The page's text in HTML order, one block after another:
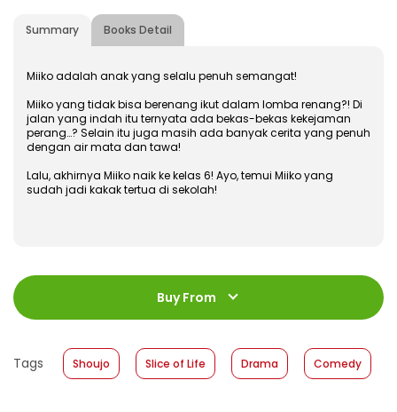
Summary Books Detail
Miiko adalah anak yang selalu penuh semangat!
Miiko yang tidak bisa berenang ikut dalam lomba renang?! Di
jalan yang indah itu ternyata ada bekas-bekas kekejaman
perang…? Selain itu juga masih ada banyak cerita yang penuh
dengan air mata dan tawa!
Lalu, akhirnya Miiko naik ke kelas 6! Ayo, temui Miiko yang
sudah jadi kakak tertua di sekolah!
ISBN :
978-602-428-260-8
192 halaman
Size
:
11,2 x 17,6
Format
: Softcover
Buy From
Tags Shoujo Slice of Life Drama Comedy